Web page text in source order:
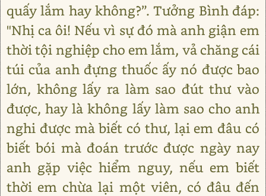
quấy lắm hay không?”. Tưởng Bình đáp:
"Nhị ca ôi! Nếu vì sự đó mà anh giận em
thời tội nghiệp cho em lắm, vả chăng cái
túi của anh đựng thuốc ấy nó được bao
lớn, không lấy ra làm sao đút thư vào
được, hay là không lấy làm sao cho anh
nghi được mà biết có thư, lại em đâu có
biết bói mà đoán trước được ngày nay
anh gặp việc hiểm nguy, nếu em biết
thời em chừa lại một viên, có đâu đến